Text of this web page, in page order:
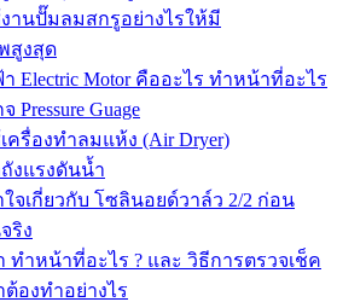
านปั๊มลมสกรูอย่างไรให้มี
สูงสุด
Electric Motor คืออะไร ทำหน้าที่อะไร
Pressure Guage
ครื่องทำลมแห้ง (Air Dryer)
งแรงดันน้ำ
จเกี่ยวกับ โซลินอยด์วาล์ว 2/2 ก่อน
ริง
ทำหน้าที่อะไร ? และ วิธีการตรวจเช็ค
องทำอย่างไร